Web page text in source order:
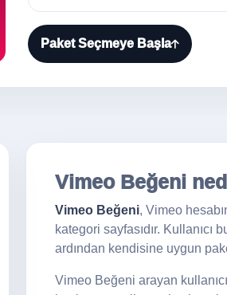
Paket Seçmeye Başla
Vimeo Beğeni
Vimeo Beğeni, Vimeo
kategori sayfasıdır. Kullanıcı
ardından kendisine uygun
Vimeo Beğeni arayan